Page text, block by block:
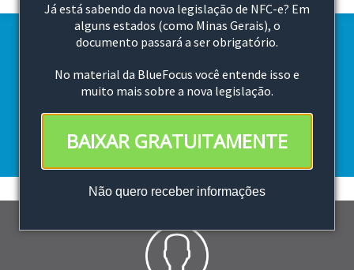
Já está sabendo da nova legislação de NFC-e? Em
alguns estados (como Minas Gerais), o
documento passará a ser obrigatório.
No material da BlueFocus você entende isso e
muito mais sobre a nova legislação.
BAIXAR GRATUITAMENTE
Não quero receber informações
Sistema de Gestão
Online